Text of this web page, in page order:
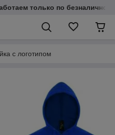
только по
с логотипом